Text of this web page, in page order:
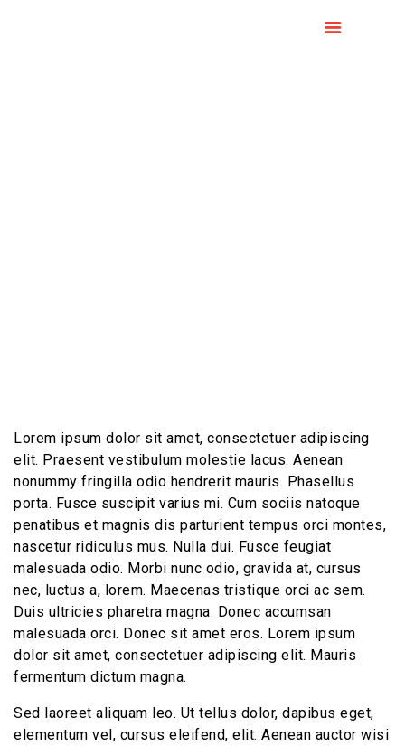
Lorem ipsum dolor sit amet, consectetuer adipiscing
elit. Praesent vestibulum molestie lacus. Aenean
nonummy fringilla odio hendrerit mauris. Phasellus
porta. Fusce suscipit varius mi. Cum sociis natoque
penatibus et magnis dis parturient tempus orci montes,
nascetur ridiculus mus. Nulla dui. Fusce feugiat
malesuada odio. Morbi nunc odio, gravida at, cursus
nec, luctus a, lorem. Maecenas tristique orci ac sem.
Duis ultricies pharetra magna. Donec accumsan
malesuada orci. Donec sit amet eros. Lorem ipsum
dolor sit amet, consectetuer adipiscing elit. Mauris
fermentum dictum magna.
Sed laoreet aliquam leo. Ut tellus dolor, dapibus eget,
elementum vel, cursus eleifend, elit. Aenean auctor wisi